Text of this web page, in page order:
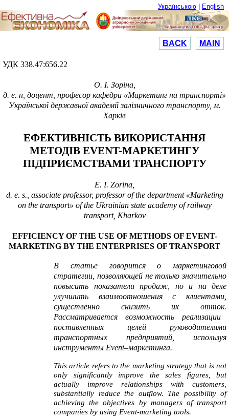
Українською English
BACK MAIN
УДК 338.47:656.22
О. І. Зоріна,
д. е. н, доцент, професор кафедри «Маркетинг на транспорті»
Української державної академії залізничного транспорту, м.
Харків
ЕФЕКТИВНІСТЬ ВИКОРИСТАННЯ
МЕТОДІВ EVENT-МАРКЕТИНГУ
ПІДПРИЄМСТВАМИ ТРАНСПОРТУ
E. I. Zorina
d. e. s., associate professor, professor of the department «Marketing
on the transport» of the Ukrainian state academy of railway
transport, Kharkov
EFFICIENCY OF THE USE OF METHODS OF EVENT-
MARKETING BY THE ENTERPRISES OF TRANSPORT
В статье говорится о маркетинговой
стратегии, позволяющей не только значительно
повысить показатели продаж, но и на деле
улучшить взаимоотношения с клиентами,
существенно снизить их отток.
Рассматривается возможность реализации
поставленных целей руководителями
транспортных предприятий , используя
инструменты Event–маркетинга.
This article refers to the marketing strategy that is not
only significantly improve the sales figures, but
actually improve relationships with customers,
substantially reduce the outflow. The possibility of
achieving the objectives by managers of transport
companies by using Event-marketing tools.